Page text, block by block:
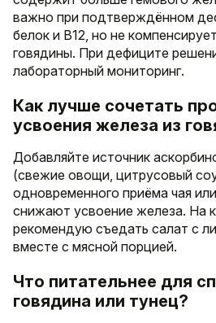
важно при подтверждённом
белок и B12, но не
говядины. При дефиците
лабораторный мониторинг.
Как лучше сочетать
усвоения железа из
Добавляйте источник
(свежие овощи, цитрусовый
одновременного приёма чая
снижают усвоение железа. На
рекомендую съедать салат с
вместе с мясной порцией.
Что питательнее для
говядина или тунец?